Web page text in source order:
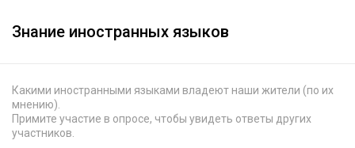
Знание иностранных языков
Какими иностранными языками владеют наши жители (по их
мнению).
Примите участие в опросе, чтобы увидеть ответы других
участников.